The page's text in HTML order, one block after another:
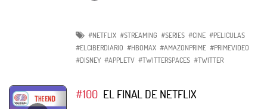
#NETFLIX #STREAMING #SERIES #CINE #PELICULAS
#ELCIBERDIARIO #HBOMAX #AMAZONPRIME #PRIMEVIDEO
#DISNEY #APPLETV #TWITTERSPACES #TWITTER
#100 EL FINAL DE NETFLIX